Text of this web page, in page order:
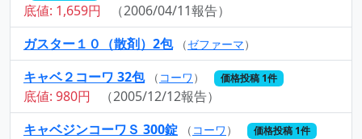
底値: 1,659円
（2006/04/11報告）
ガスター１０（散剤）2包
（ゼファーマ）
キャベ２コーワ 32包 （ コーワ ） 価格投稿 1件
底値: 980円
（2005/12/12報告）
キャベジンコーワＳ 300錠
（ コーワ ） 価格投稿 1件